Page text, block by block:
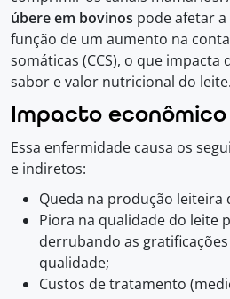
úbere em bovinos pode afetar
função de um aumento na
somáticas (CCS), o que
sabor e valor nutricional do leite.
Impacto econômico
Essa enfermidade causa os
e indiretos:
Queda na produção leiteira
Piora na qualidade do leite
derrubando as
qualidade;
Custos de tratamento